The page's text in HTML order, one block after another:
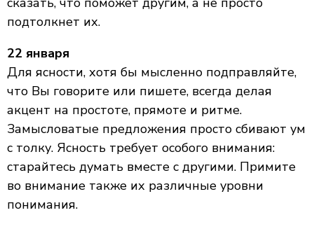
подтолкнет их.
22 января
Для ясности, хотя бы мысленно подправляйте,
что Вы говорите или пишете, всегда делая
акцент на простоте, прямоте и ритме.
Замысловатые предложения просто сбивают ум
с толку. Ясность требует особого внимания:
старайтесь думать вместе с другими. Примите
во внимание также их различные уровни
понимания.